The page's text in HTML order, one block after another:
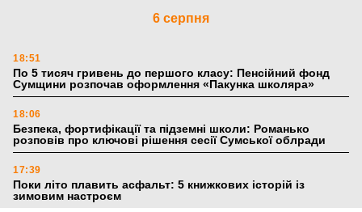
6 серпня
18:51
По 5 тисяч гривень до першого класу: Пенсійний фонд
Сумщини розпочав оформлення «Пакунка школяра»
18:06
Безпека, фортифікації та підземні школи: Романько
розповів про ключові рішення сесії Сумської облради
17:39
Поки літо плавить асфальт: 5 книжкових історій із
зимовим настроєм